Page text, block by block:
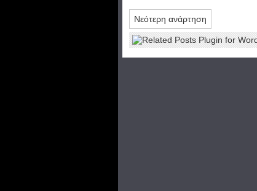
Νεότερη ανάρτηση